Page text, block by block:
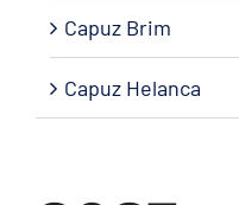
Capuz Brim
Capuz Helanca